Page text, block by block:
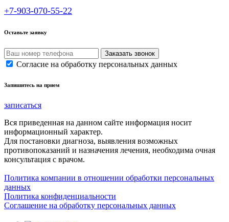
+7-903-070-55-22
Оставьте заявку
Согласие на обработку персональных данных
Запишитесь на прием
записаться
Вся приведенная на данном сайте информация носит
информационный характер.
Для постановки диагноза, выявления возможных
противопоказаний и назначения лечения, необходима очная
консультация с врачом.
Политика компании в отношении обработки персональных
данных
Политика конфиденциальности
Соглашение на обработку персональных данных